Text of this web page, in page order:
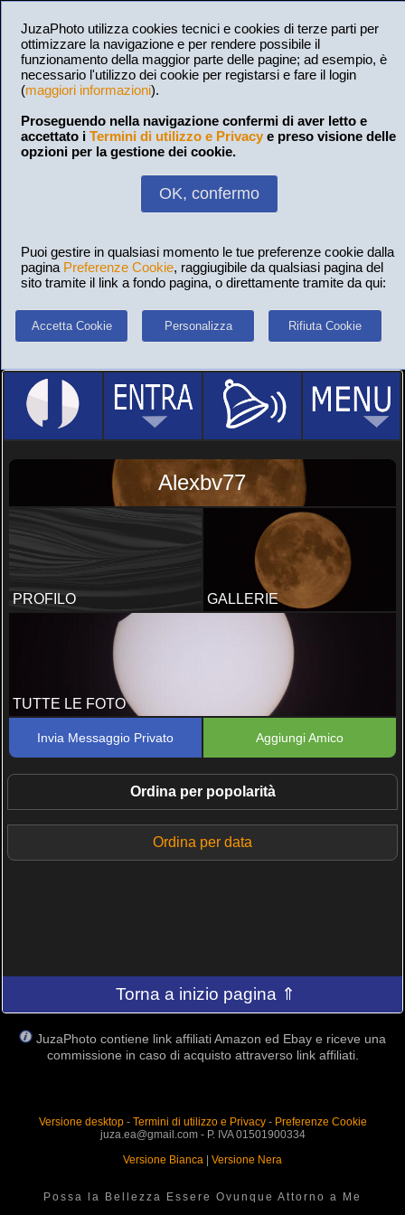
JuzaPhoto utilizza cookies tecnici e cookies di terze parti per
ottimizzare la navigazione e per rendere possibile il
funzionamento della maggior parte delle pagine; ad esempio, è
necessario l'utilizzo dei cookie per registarsi e fare il login
(maggiori informazioni).
Proseguendo nella navigazione confermi di aver letto e
accettato i Termini di utilizzo e Privacy e preso visione delle
opzioni per la gestione dei cookie.
OK, confermo
Puoi gestire in qualsiasi momento le tue preferenze cookie dalla
pagina Preferenze Cookie, raggiugibile da qualsiasi pagina del
sito tramite il link a fondo pagina, o direttamente tramite da qui:
Accetta Cookie Personalizza Rifiuta Cookie
Alexbv77
PROFILO GALLERIE
TUTTE LE FOTO
Invia Messaggio Privato Aggiungi Amico
Ordina per popolarità
Ordina per data
Torna a inizio pagina ⇑
JuzaPhoto contiene link affiliati Amazon ed Ebay e riceve una
commissione in caso di acquisto attraverso link affiliati.
Versione desktop- Termini di utilizzo e Privacy- Preferenze Cookie
juza.ea@gmail.com - P. IVA 01501900334
Versione Bianca
Versione Nera
Possa la Bellezza Essere Ovunque Attorno a Me